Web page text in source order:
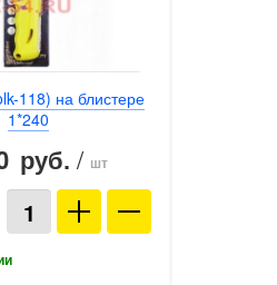
118) на блистере
1*240
руб. / шт